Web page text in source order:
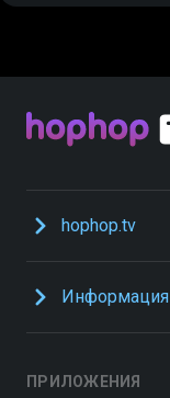
hophop.tv
Информация
ПРИЛОЖЕНИЯ